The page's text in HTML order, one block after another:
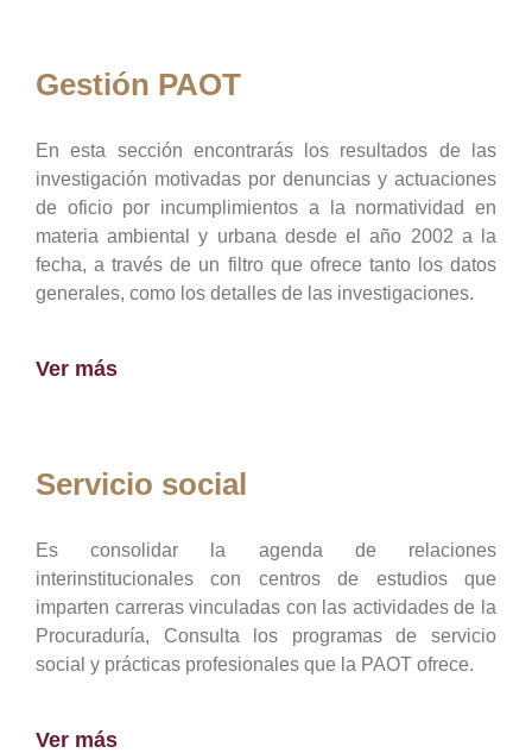
Gestión PAOT
En esta sección encontrarás los resultados de las
investigación motivadas por denuncias y actuaciones
de oficio por incumplimientos a la normatividad en
materia ambiental y urbana desde el año 2002 a la
fecha, a través de un filtro que ofrece tanto los datos
generales, como los detalles de las investigaciones.
Ver más
Servicio social
Es consolidar la agenda de relaciones
interinstitucionales con centros de estudios que
imparten carreras vinculadas con las actividades de la
Procuraduría, Consulta los programas de servicio
social y prácticas profesionales que la PAOT ofrece.
Ver más